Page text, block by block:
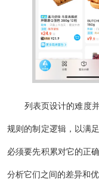
列表页设计的难度
规则的制定逻辑，以满足
必须要先积累对它的正
分析它们之间的差异和